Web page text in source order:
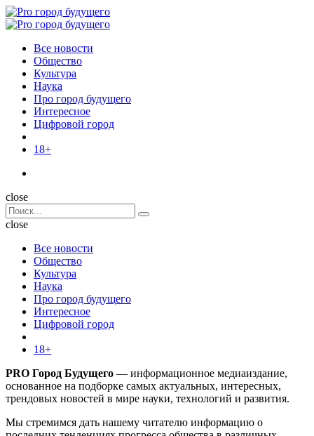
Menu
Поиск
Menu
Pro
Все новости
Общество
Культура
Наука
Про город будущего
Интересное
Цифровой город
18+
Поиск
close
Search
for:
Поиск
close
Все новости
Общество
Культура
Наука
Про город будущего
Интересное
Цифровой город
18+
PRO Город Будущего — информационное медиаиздание,
основанное на подборке самых актуальных, интересных,
трендовых новостей в мире науки, технологий и развития.
Мы стремимся дать нашему читателю информацию о